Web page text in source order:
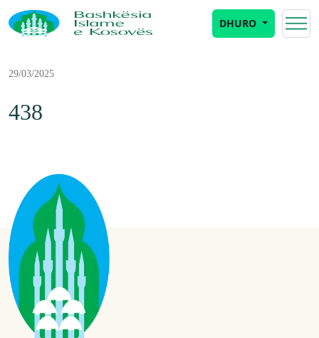
DHURO
29/03/2025
438